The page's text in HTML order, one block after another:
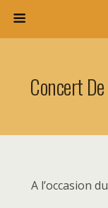
Concert
A l’occasion